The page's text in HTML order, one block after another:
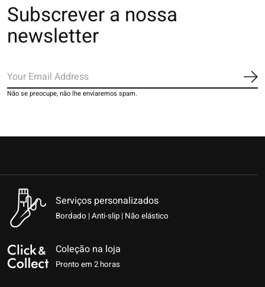
Subscrever a nossa
newsletter
Não se preocupe, não lhe enviaremos spam.
Serviços personalizados
Bordado | Anti-slip | Não elástico
Coleção na loja
Pronto em 2 horas